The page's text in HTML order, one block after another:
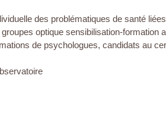
des problématiques de santé
optique sensibilisation-formation
de psychologues, candidats au